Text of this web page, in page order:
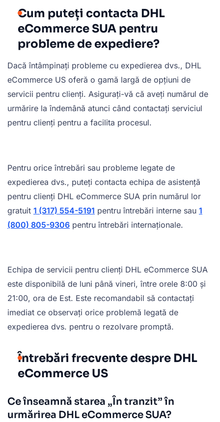
Cum puteți contacta DHL
eCommerce SUA pentru
probleme de expediere?
Dacă întâmpinați probleme cu expedierea dvs., DHL
eCommerce US oferă o gamă largă de opțiuni de
servicii pentru clienți. Asigurați-vă că aveți numărul de
urmărire la îndemână atunci când contactați serviciul
pentru clienți pentru a facilita procesul.
Pentru orice întrebări sau probleme legate de
expedierea dvs., puteți contacta echipa de asistență
pentru clienți DHL eCommerce SUA prin numărul lor
gratuit 1 (317) 554-5191 pentru întrebări interne sau 1
(800) 805-9306 pentru întrebări internaționale.
Echipa de servicii pentru clienți DHL eCommerce SUA
este disponibilă de luni până vineri, între orele 8:00 și
21:00, ora de Est. Este recomandabil să contactați
imediat ce observați orice problemă legată de
expedierea dvs. pentru o rezolvare promptă.
Întrebări frecvente despre DHL
eCommerce US
Ce înseamnă starea „În tranzit” în
urmărirea DHL eCommerce SUA?